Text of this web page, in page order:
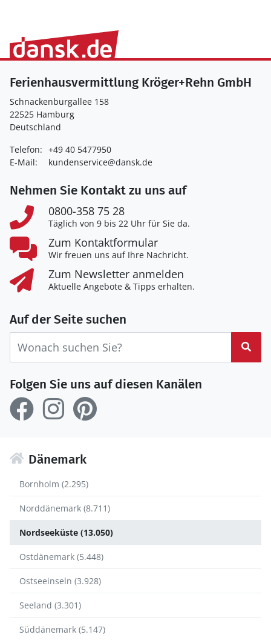
Ferienhausvermittlung Kröger+Rehn GmbH
Schnackenburgallee 158
22525 Hamburg
Deutschland
Telefon: +49 40 5477950
E-Mail:
kundenservice@dansk.de
Nehmen Sie Kontakt zu uns auf
0800-358 75 28
Täglich von 9 bis 22 Uhr für Sie da.
Zum Kontaktformular
Wir freuen uns auf Ihre Nachricht.
Zum Newsletter anmelden
Aktuelle Angebote & Tipps erhalten.
Auf der Seite suchen
Folgen Sie uns auf diesen Kanälen
Dänemark
Bornholm (2.295)
Norddänemark (8.711)
Nordseeküste (13.050)
Ostdänemark (5.448)
Ostseeinseln (3.928)
Seeland (3.301)
Süddänemark (5.147)